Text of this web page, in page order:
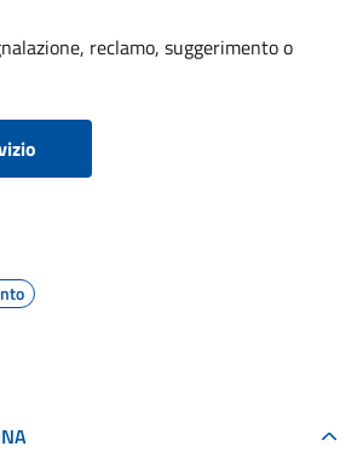
reclamo, suggerimento o